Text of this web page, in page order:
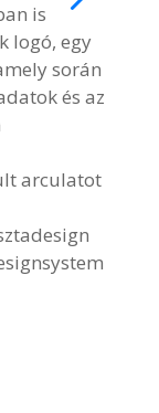
is
logó, egy
során
és az
arculatot